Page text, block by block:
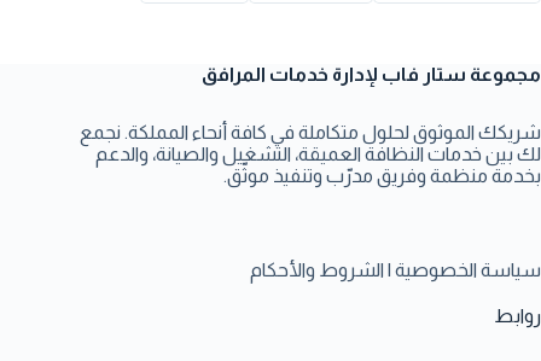
مجموعة ستار فاب لإدارة خدمات المرافق
شريكك الموثوق لحلول متكاملة في كافة أنحاء المملكة. نجمع
لك بين خدمات النظافة العميقة، التشغيل والصيانة، والدعم
بخدمة منظمة وفريق مدرّب وتنفيذ موثّق.
سياسة الخصوصية | الشروط والأحكام
روابط